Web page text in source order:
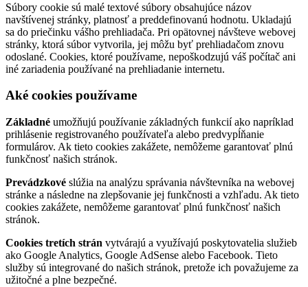
Súbory cookie sú malé textové súbory obsahujúce názov
navštívenej stránky, platnosť a preddefinovanú hodnotu. Ukladajú
sa do priečinku vášho prehliadača. Pri opätovnej návšteve webovej
stránky, ktorá súbor vytvorila, jej môžu byť prehliadačom znovu
odoslané. Cookies, ktoré používame, nepoškodzujú váš počítač ani
iné zariadenia používané na prehliadanie internetu.
Aké cookies používame
Základné umožňujú používanie základných funkcií ako napríklad
prihlásenie registrovaného používateľa alebo predvypĺňanie
formulárov. Ak tieto cookies zakážete, nemôžeme garantovať plnú
funkčnosť našich stránok.
Prevádzkové slúžia na analýzu správania návštevníka na webovej
stránke a následne na zlepšovanie jej funkčnosti a vzhľadu. Ak tieto
cookies zakážete, nemôžeme garantovať plnú funkčnosť našich
stránok.
Cookies tretích strán vytvárajú a využívajú poskytovatelia služieb
ako Google Analytics, Google AdSense alebo Facebook. Tieto
služby sú integrované do našich stránok, pretože ich považujeme za
užitočné a plne bezpečné.